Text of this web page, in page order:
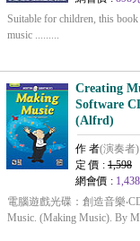
Suitable for children, this book
music .........
Creating
Software
(Alfrd)
作 者(演奏者
定 價 : 1,598
網會價 :
電腦遊戲光碟：創造音樂
Music. (Making Music). By